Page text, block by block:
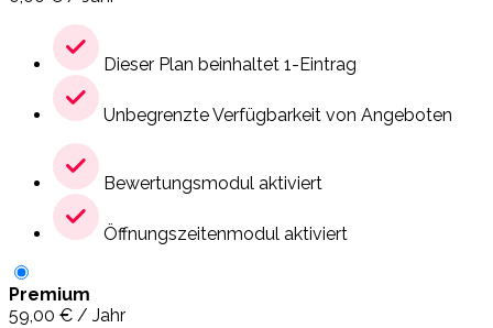
Dieser Plan beinhaltet 1-Eintrag
Unbegrenzte Verfügbarkeit von Angeboten
Bewertungsmodul aktiviert
Öffnungszeitenmodul aktiviert
Premium
59,00 € / Jahr